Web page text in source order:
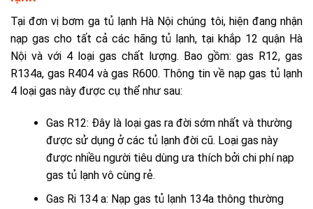
Tại đơn vịbơm ga tủ lạnh Hà Nộichúng tôi, hiện đang nhận
nạp gas cho tất cả các hãng tủ lạnh, tại khắp 12 quận Hà
Nội và với 4 loại gas chất lượng. Bao gồm: gas R12, gas
R134a, gas R404 và gas R600. Thông tin về nạp gas tủ lạnh
4 loại gas này được cụ thể như sau:
Gas R12: Đây là loại gas ra đời sớm nhất và thường
được sử dụng ở các tủ lạnh đời cũ. Loại gas này
được nhiều người tiêu dùng ưa thích bởi chi phí nạp
gas tủ lạnh vô cùng rẻ.
Gas Ri 134 a: Nạp gas tủ lạnh 134a thông thường